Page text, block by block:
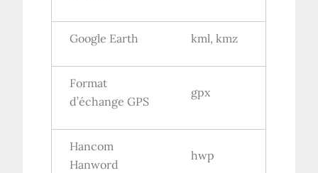
Google Earth kml, kmz
Format
d’échange GPS
gpx
Hancom
Hanword
hwp